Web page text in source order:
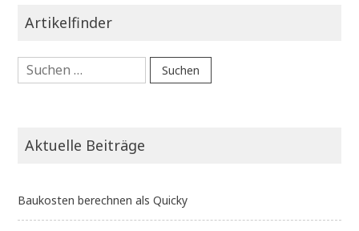
Artikelfinder
Suchen
nach:
Aktuelle Beiträge
Baukosten berechnen als Quicky